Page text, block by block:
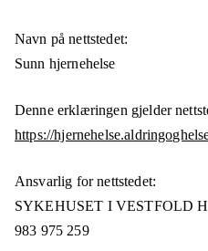
Navn på nettstedet:
Sunn hjernehelse
Denne erklæringen gjelder
https://
Ansvarlig for nettstedet:
SYKEHUSET I VESTFOLD
983 975 259